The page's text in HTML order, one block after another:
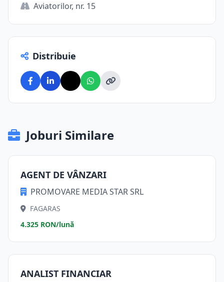
Aviatorilor, nr. 15
Distribuie
Joburi Similare
AGENT DE VÂNZARI
PROMOVARE MEDIA STAR SRL
FAGARAS
4.325 RON/lună
ANALIST FINANCIAR